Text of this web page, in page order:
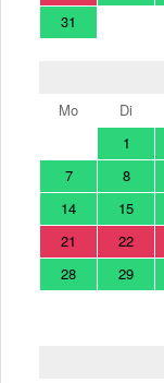
31
Mo
Di
1
7
8
14
15
21
22
28
29